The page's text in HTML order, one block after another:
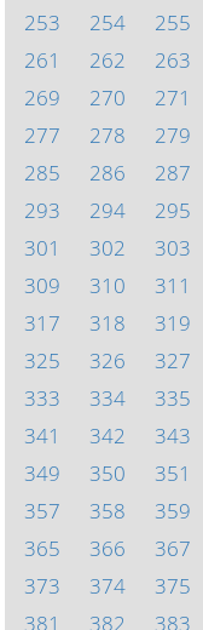
253
254 255
261
262 263
269
270 271
277
278 279
285
286 287
293
294 295
301
302 303
309
310 311
317
318 319
325
326 327
333
334 335
341
342 343
349
350 351
357
358 359
365
366 367
373
374 375
381
382 383